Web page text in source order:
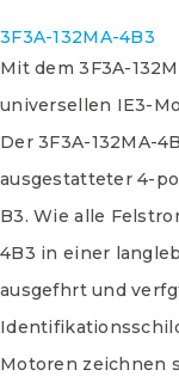
3F3A-132MA-4B3
Mit dem 3F3A-
universellen IE3-
Der 3F3A-132MA-
ausgestatteter 4-
B3. Wie alle
4B3 in einer
ausgefhrt und
Motoren zeichnen